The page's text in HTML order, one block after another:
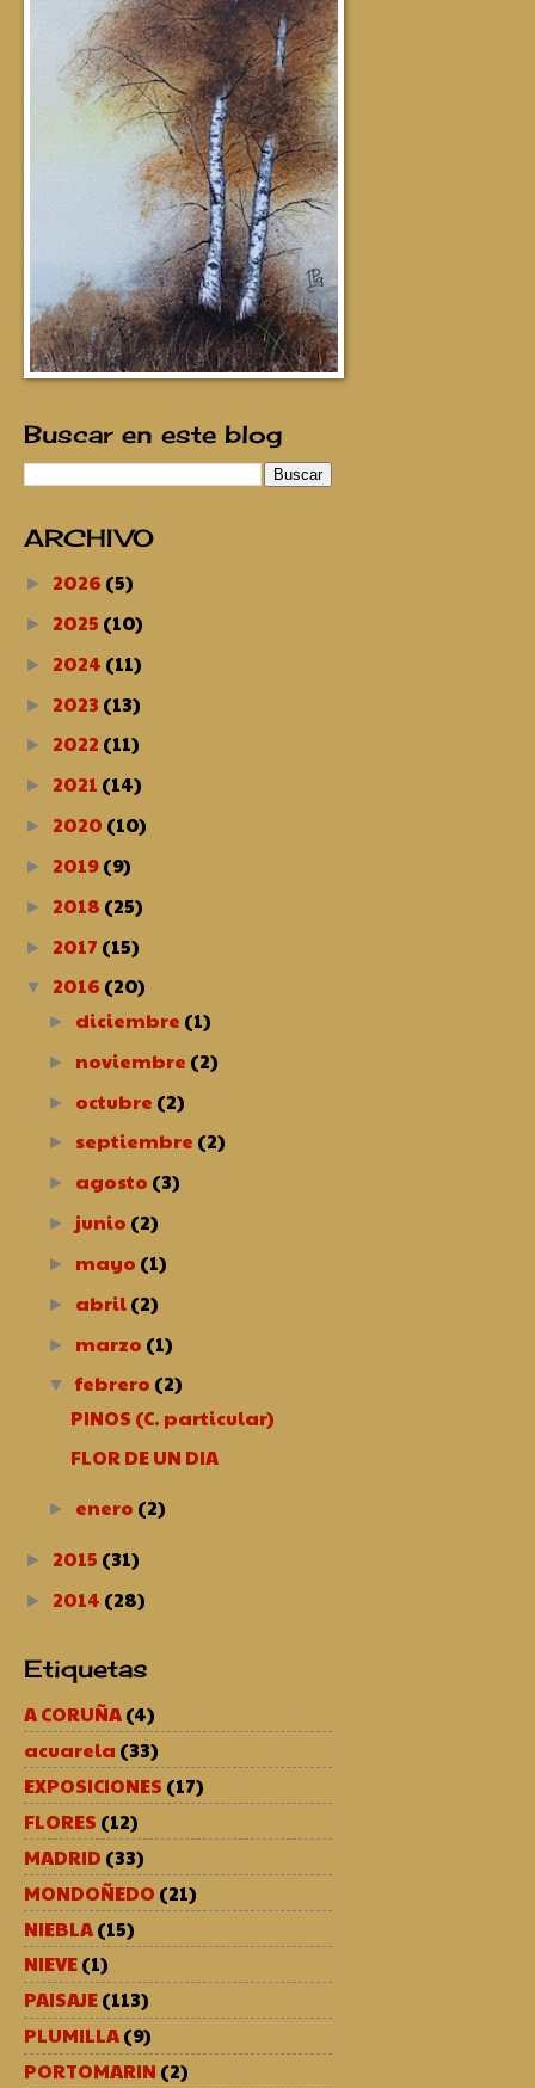
Buscar en este blog
ARCHIVO
► 2026 (5)
► 2025 (10)
► 2024 (11)
► 2023 (13)
► 2022 (11)
► 2021 (14)
► 2020 (10)
► 2019(9)
► 2018 (25)
► 2017 (15)
▼ 2016 (20)
► diciembre (1)
► noviembre (2)
► octubre (2)
► septiembre (2)
► agosto (3)
► junio (2)
► mayo (1)
► abril(2)
► marzo (1)
▼ febrero (2)
PINOS (C. particular)
FLOR DE UN DIA
► enero (2)
► 2015 (31)
► 2014 (28)
Etiquetas
A CORUÑA(4)
acuarela (33)
EXPOSICIONES (17)
FLORES (12)
MADRID (33)
MONDOÑEDO (21)
NIEBLA(15)
NIEVE(1)
PAISAJE(113)
PLUMILLA(9)
PORTOMARIN (2)